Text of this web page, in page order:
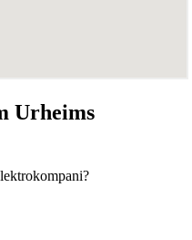
Urheims